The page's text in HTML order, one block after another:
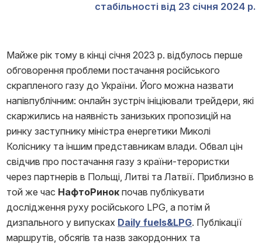
стабільності від 23 січня 2024 р.
Майже рік тому в кінці січня 2023 р. відбулось перше
обговорення проблеми постачання російського
скрапленого газу до України. Його можна назвати
напівпублічним: онлайн зустріч ініціювали трейдери, які
скаржились на наявність занизьких пропозицій на
ринку заступнику міністра енергетики Миколі
Коліснику та іншим представникам влади. Обвал цін
свідчив про постачання газу з країни-терористки
через партнерів в Польщі, Литві та Латвії. Приблизно в
той же час НафтоРинокпочав публікувати
дослідження руху російського LPG, а потім й
дизпального у випусках Daily fuels&LPG. Публікації
маршрутів, обсягів та назв закордонних та